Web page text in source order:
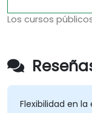
Los cursos
Flexibilidad en